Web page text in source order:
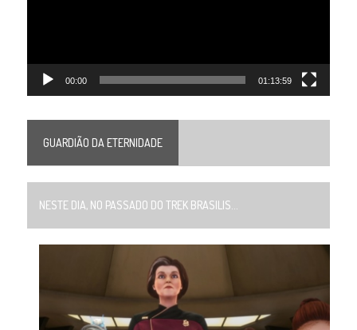
00:00 01:13:59
GUARDIÃO DA ETERNIDADE
NESTE DIA, NO PASSADO DO TREK BRASILIS...